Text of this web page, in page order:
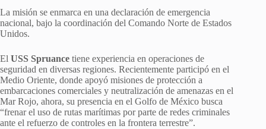
La misión se enmarca en una declaración de emergencia
nacional, bajo la coordinación del Comando Norte de Estados
Unidos.
El USS Spruance tiene experiencia en operaciones de
seguridad en diversas regiones. Recientemente participó en el
Medio Oriente, donde apoyó misiones de protección a
embarcaciones comerciales y neutralización de amenazas en el
Mar Rojo, ahora, su presencia en el Golfo de México busca
“frenar el uso de rutas marítimas por parte de redes criminales
ante el refuerzo de controles en la frontera terrestre”.